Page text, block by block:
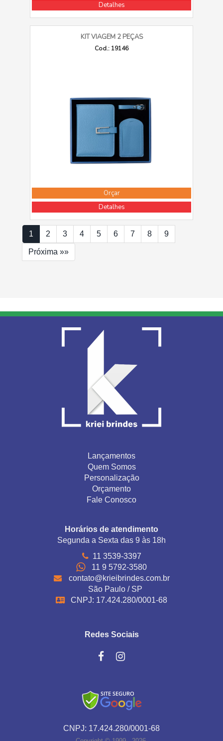
Detalhes
KIT VIAGEM 2 PEÇAS
Cod.: 19146
Orçar
Detalhes
1 2 3 4 5 6 7 8 9
Próxima »»
Lançamentos
Quem Somos
Personalização
Orçamento
Fale Conosco
Horários de atendimento
Segunda a Sexta das 9 às 18h
11 3539-3397
11 9 5792-3580
contato@krieibrindes.com.br
São Paulo / SP
CNPJ: 17.424.280/0001-68
Redes Sociais
CNPJ: 17.424.280/0001-68